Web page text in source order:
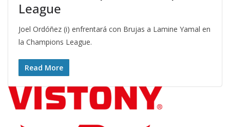
League
Joel Ordóñez (i) enfrentará con Brujas a Lamine Yamal en
la Champions League.
Read More